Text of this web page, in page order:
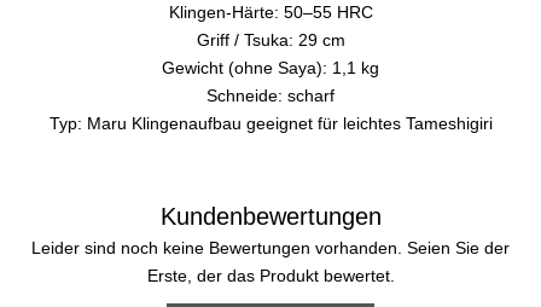
Klingen-Härte: 50–55 HRC
Griff / Tsuka: 29 cm
Gewicht (ohne Saya): 1,1 kg
Schneide: scharf
Typ: Maru Klingenaufbau geeignet für leichtes Tameshigiri
Kundenbewertungen
Leider sind noch keine Bewertungen vorhanden. Seien Sie der
Erste, der das Produkt bewertet.